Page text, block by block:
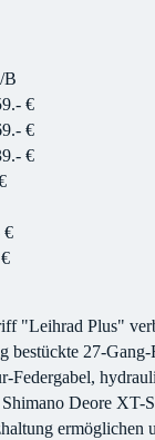
B
€
€
€
€
"Leihrad Plus"
bestückte 27-
Federgabel,
Deore XT-
ermöglichen